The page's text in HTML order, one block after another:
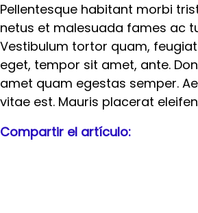
Pellentesque habitant morbi
netus et malesuada fames ac
Vestibulum tortor quam,
eget, tempor sit amet, ante.
amet quam egestas semper.
vitae est. Mauris placerat
Compartir el artículo: